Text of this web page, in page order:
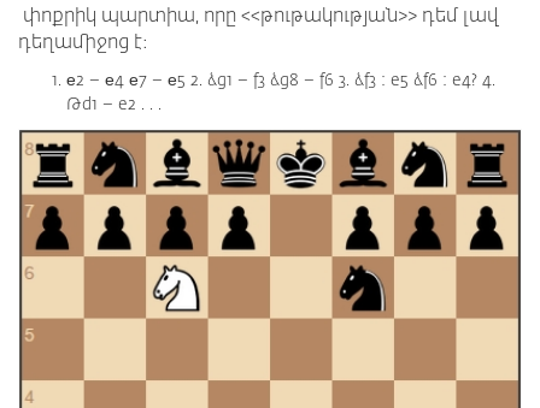
փոքրիկ պարտիա, որը <<թութակության>> դեմ լավ
դեղամիջոց է։
е2 – е4 е7 – е5 2. ձg1 – f3 ձg8 – f6 3. ձf3 : e5 ձf6 : e4? 4.
Թd1 – e2 . . .